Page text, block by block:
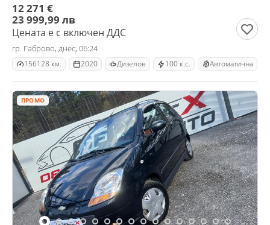
12 271 €
23 999,99 лв
Цената е с включен ДДС
гр. Габрово, днес, 06:24
156128 км. 2020 Дизелов 100 к.с. Автоматична
ПРОМО